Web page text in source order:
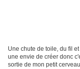
Une chute de toile, du fil
une envie de créer donc
sortie de mon petit